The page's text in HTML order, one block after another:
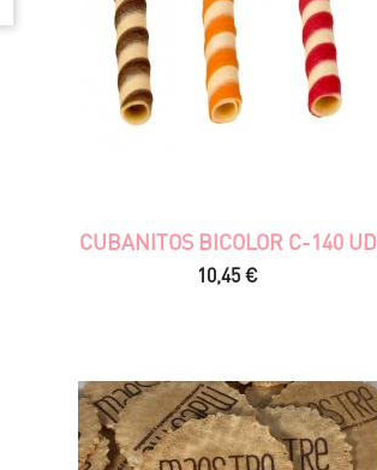
CUBANITOS BICOLOR C-140 UD
Precio
10,45 €